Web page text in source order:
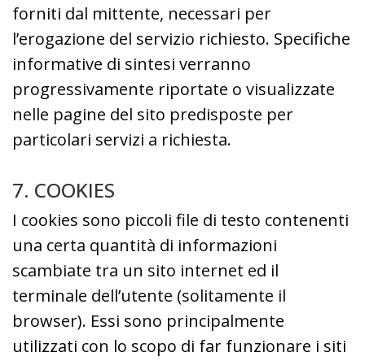
forniti dal mittente, necessari per
l’erogazione del servizio richiesto. Specifiche
informative di sintesi verranno
progressivamente riportate o visualizzate
nelle pagine del sito predisposte per
particolari servizi a richiesta.
7. COOKIES
I cookies sono piccoli file di testo contenenti
una certa quantità di informazioni
scambiate tra un sito internet ed il
terminale dell’utente (solitamente il
browser). Essi sono principalmente
utilizzati con lo scopo di far funzionare i siti